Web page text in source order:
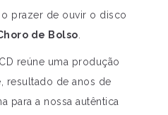
o prazer de ouvir o disco
de Bolso
CD reúne uma produção
resultado de anos de
para a nossa autêntica